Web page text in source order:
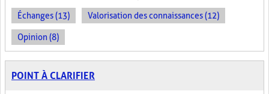
Échanges (13) Valorisation des connaissances (12)
Opinion (8)
POINT À CLARIFIER